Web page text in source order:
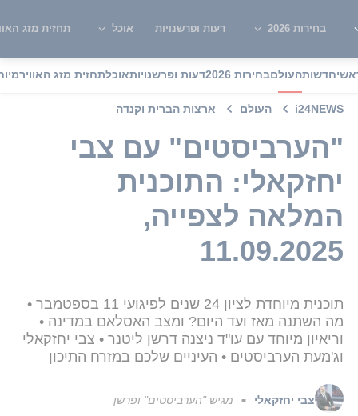
בחירות 2026 דעות ופרשנויות אוכל תחזית מזג
חדשותהעולםבחירות 2026 דעות ופרשנויותאוכלתחזית מזג האוויר
i24NEWS העולם ארצות הברית וקנדה
"הערביסטים" עם צבי
יחזקאלי: התוכנית
המלאה לצפייה,
11.09.2025
תוכנית מיוחדת לציון 24 שנים לפיגועי 11 בספטמבר •
מה השתנה מאז ועד היום? ומצב האסלאם במדינה •
וריאיון מיוחד עם עו"ד ניצנה דרשן ליטנר • צבי יחזקאלי
וג'מעת הערביסטים • העיניים שלכם במזרח התיכון
צבי יחזקאלי ■ מגיש "הערביסטים" ופרשן